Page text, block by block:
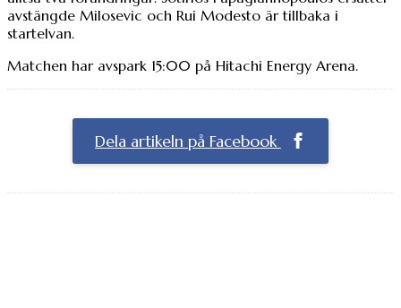
avstängde Milosevic och Rui Modesto är tillbaka i
startelvan.
Matchen har avspark 15:00 på Hitachi Energy Arena.
Dela artikeln på Facebook